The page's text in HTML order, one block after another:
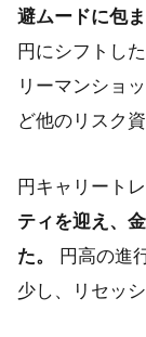
避ムードに包ま
円にシフトし
リーマンショ
ど他のリスク
円キャリート
ティを迎え、
た。
円高の進
少し、リセッ